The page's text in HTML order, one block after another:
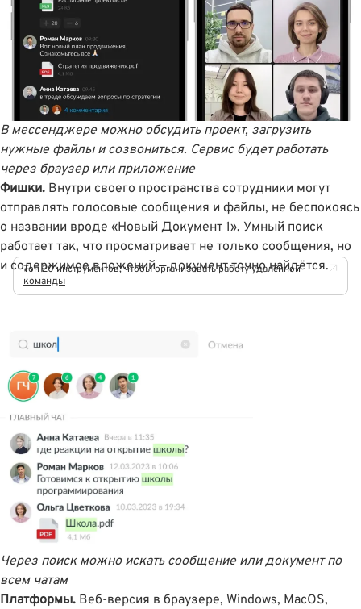
В мессенджере можно обсудить проект, загрузить
нужные файлы и созвониться. Сервис будет работать
через браузер или приложение
Фишки. Внутри своего пространства сотрудники могут
отправлять голосовые сообщения и файлы, не беспокоясь
о названии вроде «Новый Документ 1». Умный поиск
работает так, что просматривает не только сообщения, но
и содержимое вложений — документ точно найдётся.
Топ 20 инструментов, чтобы организовать работу удалённой
команды
Через поиск можно искать сообщение или документ по
всем чатам
Платформы. Веб-версия в браузере, Windows, MacOS,